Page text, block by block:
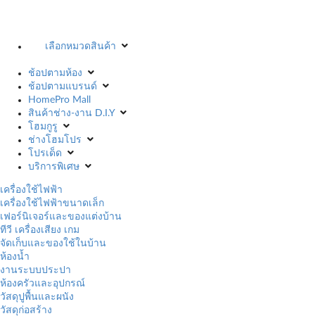
เลือกหมวดสินค้า
ช้อปตามห้อง
ช้อปตามแบรนด์
HomePro Mall
สินค้าช่าง-งาน D.I.Y
โฮมกูรู
ช่างโฮมโปร
โปรเด็ด
บริการพิเศษ
เครื่องใช้ไฟฟ้า
เครื่องใช้ไฟฟ้าขนาดเล็ก
เฟอร์นิเจอร์และของแต่งบ้าน
ทีวี เครื่องเสียง เกม
จัดเก็บและของใช้ในบ้าน
ห้องน้ำ
งานระบบประปา
ห้องครัวและอุปกรณ์
วัสดุปูพื้นและผนัง
วัสดุก่อสร้าง